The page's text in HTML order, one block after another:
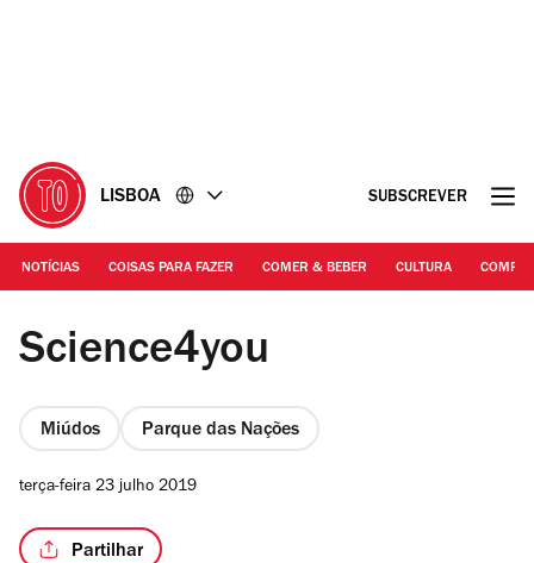
LISBOA SUBSCREVER
NOTÍCIAS COISAS PARA FAZER COMER & BEBER CULTURA
Science4You
Science4you
Miúdos Parque das Nações
terça-feira 23 julho 2019
Partilhar